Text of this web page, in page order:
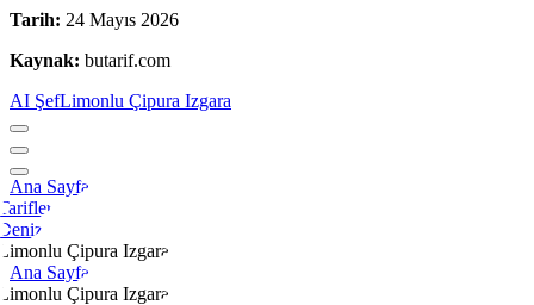
Tarih: 24 Mayıs 2026
Kaynak: butarif.com
AI ŞefLimonlu Çipura Izgara
Ana Sayfa
Çipura Izgara
Ana Sayfa
Çipura Izgara